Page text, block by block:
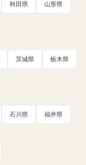
秋田県 山形県
茨城県 栃木県
石川県 福井県